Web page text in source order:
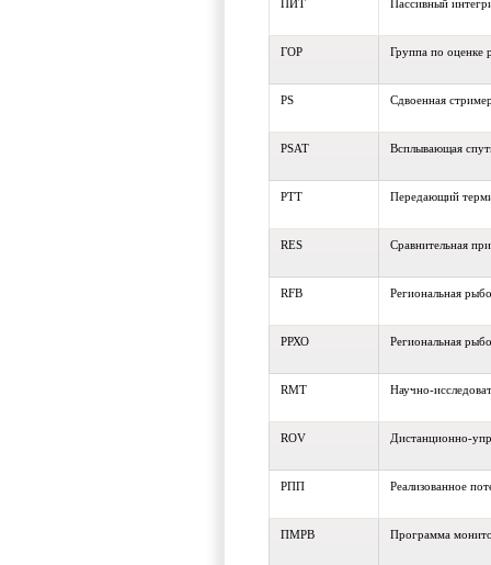
ПИТ Пассивный
ГОР Группа по
PS Сдвоенная
PSAT Всплывающая
PTT Передающий
RES Сравнительная
RFB Региональная
РРХО Региональная
RMT Научно-
ROV Дистанционно-
РПП Реализованное
ПМРВ Программа